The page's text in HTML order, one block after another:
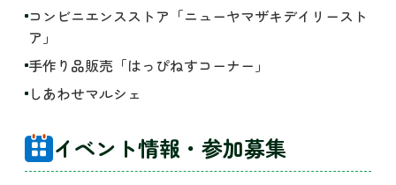
コンビニエンスストア「ニューヤマザキデイリースト
ア」
手作り品販売「はっぴねすコーナー」
しあわせマルシェ
イベント情報・参加募集